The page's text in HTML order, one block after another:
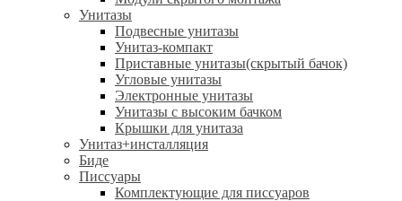
Унитазы
Подвесные унитазы
Унитаз-компакт
Приставные унитазы(скрытый бачок)
Угловые унитазы
Электронные унитазы
Унитазы с высоким бачком
Крышки для унитаза
Унитаз+инсталляция
Биде
Писсуары
Комплектующие для писсуаров